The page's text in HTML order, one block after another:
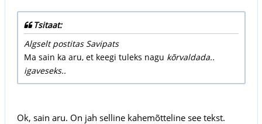
Tsitaat:
Algselt postitas Savipats
Ma sain ka aru, et keegi tuleks nagu kõrvaldada..
igaveseks..
Ok, sain aru. On jah selline kahemõtteline see tekst.